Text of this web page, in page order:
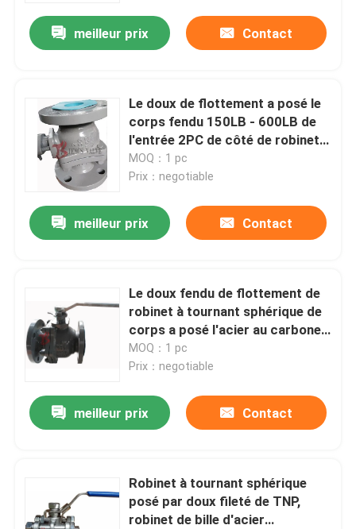
meilleur prix Contact
Le doux de flottement a posé le
corps fendu 150LB - 600LB de
l'entrée 2PC de côté de robinet à
tournant sphérique
MOQ：1 pc
Prix：negotiable
meilleur prix Contact
Le doux fendu de flottement de
robinet à tournant sphérique de
corps a posé l'acier au carbone
WCB 2PC 150LB
MOQ：1 pc
Prix：negotiable
meilleur prix Contact
Robinet à tournant sphérique
posé par doux fileté de TNP,
robinet de bille d'acier